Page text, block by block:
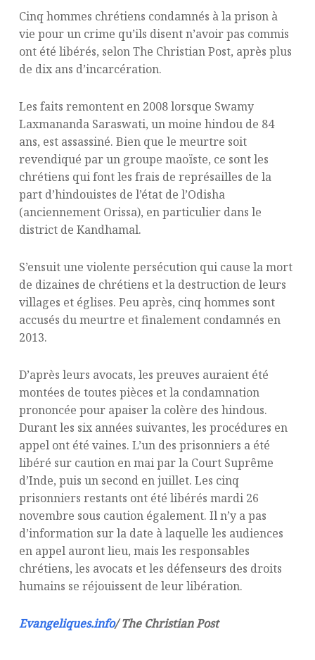
Cinq hommes chrétiens condamnés à la prison à
vie pour un crime qu’ils disent n’avoir pas commis
ont été libérés, selon The Christian Post, après plus
de dix ans d’incarcération.
Les faits remontent en 2008 lorsque Swamy
Laxmananda Saraswati, un moine hindou de 84
ans, est assassiné. Bien que le meurtre soit
revendiqué par un groupe maoïste, ce sont les
chrétiens qui font les frais de représailles de la
part d’hindouistes de l’état de l’Odisha
(anciennement Orissa), en particulier dans le
district de Kandhamal.
S’ensuit une violente persécution qui cause la mort
de dizaines de chrétiens et la destruction de leurs
villages et églises. Peu après, cinq hommes sont
accusés du meurtre et finalement condamnés en
2013.
D’après leurs avocats, les preuves auraient été
montées de toutes pièces et la condamnation
prononcée pour apaiser la colère des hindous.
Durant les six années suivantes, les procédures en
appel ont été vaines. L’un des prisonniers a été
libéré sur caution en mai par la Court Suprême
d’Inde, puis un second en juillet. Les cinq
prisonniers restants ont été libérés mardi 26
novembre sous caution également. Il n’y a pas
d’information sur la date à laquelle les audiences
en appel auront lieu, mais les responsables
chrétiens, les avocats et les défenseurs des droits
humains se réjouissent de leur libération.
Evangeliques.info/ The Christian Post